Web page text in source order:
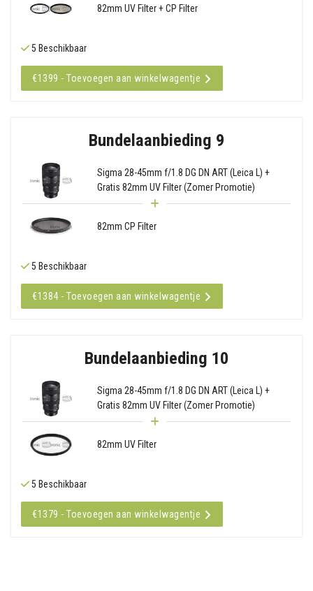
82mm UV Filter + CP Filter
5 Beschikbaar
€1399 - Toevoegen aan winkelwagentje
Bundelaanbieding 9
Sigma 28-45mm f/1.8 DG DN ART (Leica L) +
Gratis 82mm UV Filter (Zomer Promotie)
82mm CP Filter
5 Beschikbaar
€1384 - Toevoegen aan winkelwagentje
Bundelaanbieding 10
Sigma 28-45mm f/1.8 DG DN ART (Leica L) +
Gratis 82mm UV Filter (Zomer Promotie)
82mm UV Filter
5 Beschikbaar
€1379 - Toevoegen aan winkelwagentje